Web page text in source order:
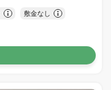
敷金なし